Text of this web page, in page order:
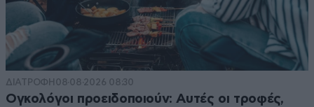
ΔΙΑΤΡΟΦΗ 08·08·2026 08:30
Ογκολόγοι προειδοποιούν: Αυτές οι τροφές,